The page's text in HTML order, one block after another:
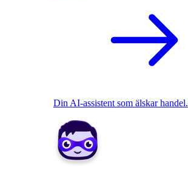
Din AI-assistent som älskar handel.